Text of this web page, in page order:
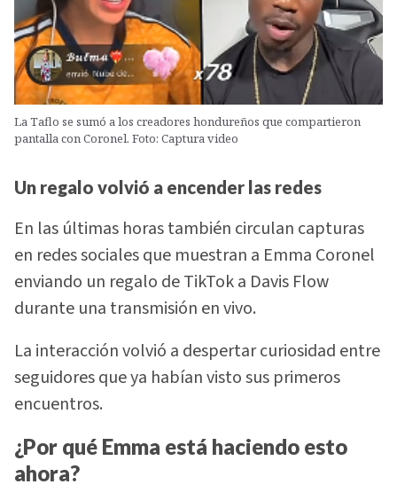
La Taflo se sumó a los creadores hondureños que compartieron
pantalla con Coronel. Foto: Captura video
Un regalo volvió a encender las redes
En las últimas horas también circulan capturas
en redes sociales que muestran a Emma Coronel
enviando un regalo de TikTok a Davis Flow
durante una transmisión en vivo.
La interacción volvió a despertar curiosidad entre
seguidores que ya habían visto sus primeros
encuentros.
¿Por qué Emma está haciendo esto
ahora?